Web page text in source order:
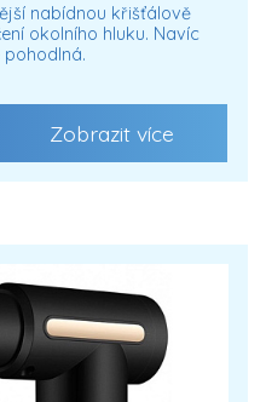
nabídnou křišťálově
okolního hluku. Navíc
pohodlná.
Zobrazit více